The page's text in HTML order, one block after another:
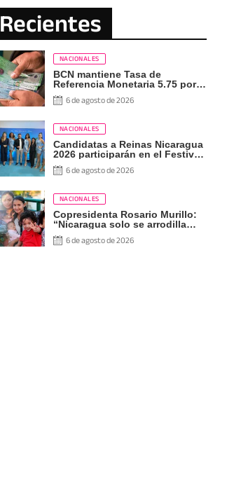
Recientes
NACIONALES
BCN mantiene Tasa de
Referencia Monetaria 5.75 por
ciento6 de agosto de 2026
NACIONALES
Candidatas a Reinas Nicaragua
2026 participarán en el Festival
Internacional de las Artes,
Cultura y Gastronomía
6 de agosto de 2026
NACIONALES
Copresidenta Rosario Murillo:
“Nicaragua solo se arrodilla
ante Dios”
6 de agosto de 2026